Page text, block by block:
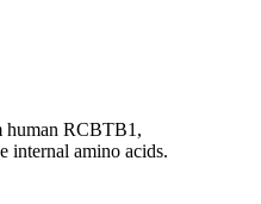
human RCBTB1,
internal amino acids.